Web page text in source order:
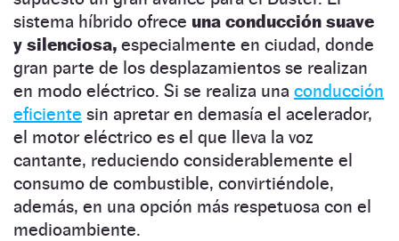
sistema híbrido ofrece una conducción suave
y silenciosa, especialmente en ciudad, donde
gran parte de los desplazamientos se realizan
en modo eléctrico. Si se realiza una conducción
eficiente sin apretar en demasía el acelerador,
el motor eléctrico es el que lleva la voz
cantante, reduciendo considerablemente el
consumo de combustible, convirtiéndole,
además, en una opción más respetuosa con el
medioambiente.